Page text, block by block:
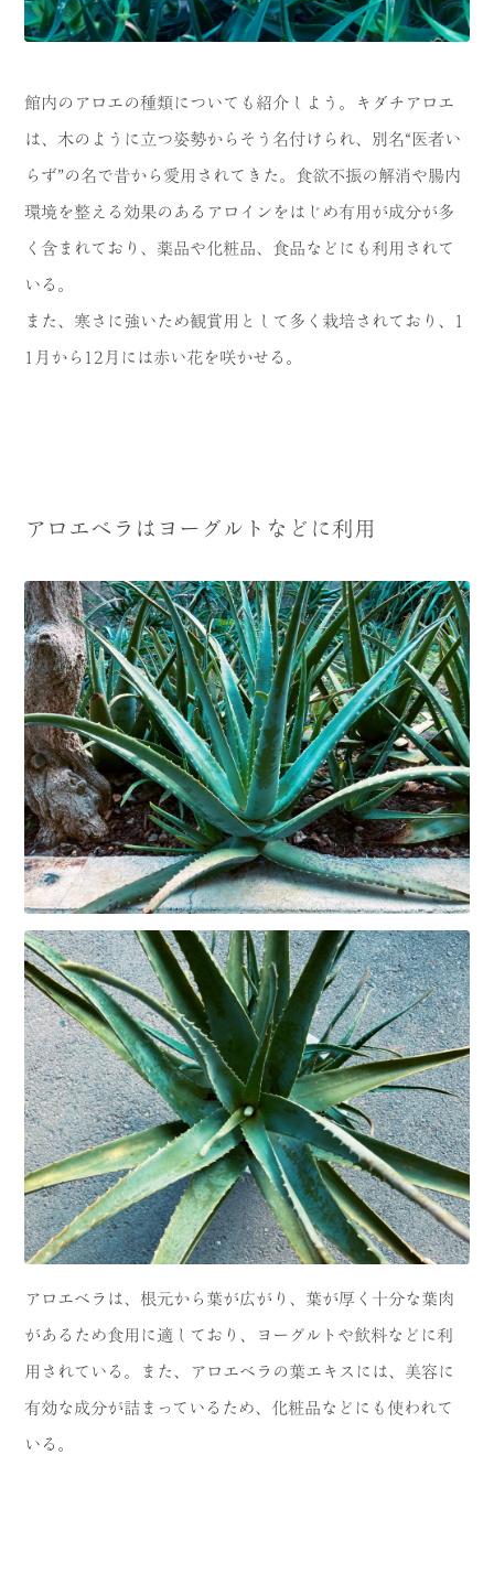
館内のアロエの種類についても紹介しよう。キダチアロエ
は、木のように立つ姿勢からそう名付けられ、別名“医者い
らず”の名で昔から愛用されてきた。食欲不振の解消や腸内
環境を整える効果のあるアロインをはじめ有用が成分が多
く含まれており、薬品や化粧品、食品などにも利用されて
いる。
また、寒さに強いため観賞用として多く栽培されており、 1
1 月から 12 月には赤い花を咲かせる。
アロエベラはヨーグルトなどに利用
アロエベラは、根元から葉が広がり、葉が厚く十分な葉肉
があるため食用に適しており、ヨーグルトや飲料などに利
用されている。また、アロエベラの葉エキスには、美容に
有効な成分が詰まっているため、化粧品などにも使われて
いる。